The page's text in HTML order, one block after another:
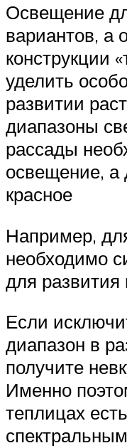
Освещение
вариантов, а
конструкции
уделить
развитии
диапазоны
рассады
освещение, а
красное
Например,
необходимо
для развития
Если
диапазон в
получите
Именно
теплицах